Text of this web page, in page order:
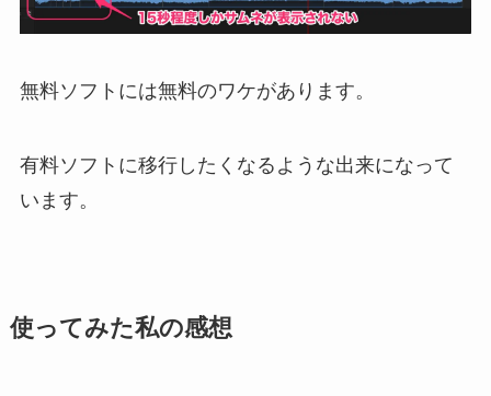
無料ソフトには無料のワケがあります。
有料ソフトに移行したくなるような出来になって
います。
使ってみた私の感想